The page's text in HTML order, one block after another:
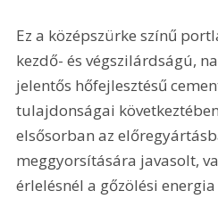
Ez a középszürke színű
kezdő- és végszilárdságú,
jelentős hőfejlesztésű
tulajdonságai
elsősorban az
meggyorsítására javasolt,
érlelésnél a gőzölési